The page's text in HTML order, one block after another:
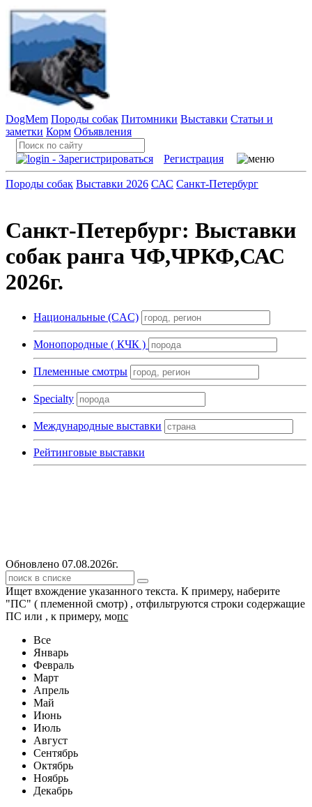
DogMem Породы собак Питомники Выставки Статьи и
заметки Корм Объявления
Регистрация
Породы собак Выставки 2026 САС Санкт-Петербург
Санкт-Петербург: Выставки
собак ранга ЧФ,ЧРКФ,САС
2026г.
Национальные (CAC)
Монопородные ( КЧК )
Племенные смотры
Specialty
Международные выставки
Рейтинговые выставки
Обновлено 07.08.2026г.
Ищет вхождение указанного текста. К примеру, наберите
"ПС" ( племенной смотр) , отфильтруются строки содержащие
ПС или , к примеру, мопс
Все
Январь
Февраль
Март
Апрель
Май
Июнь
Июль
Август
Сентябрь
Октябрь
Ноябрь
Декабрь